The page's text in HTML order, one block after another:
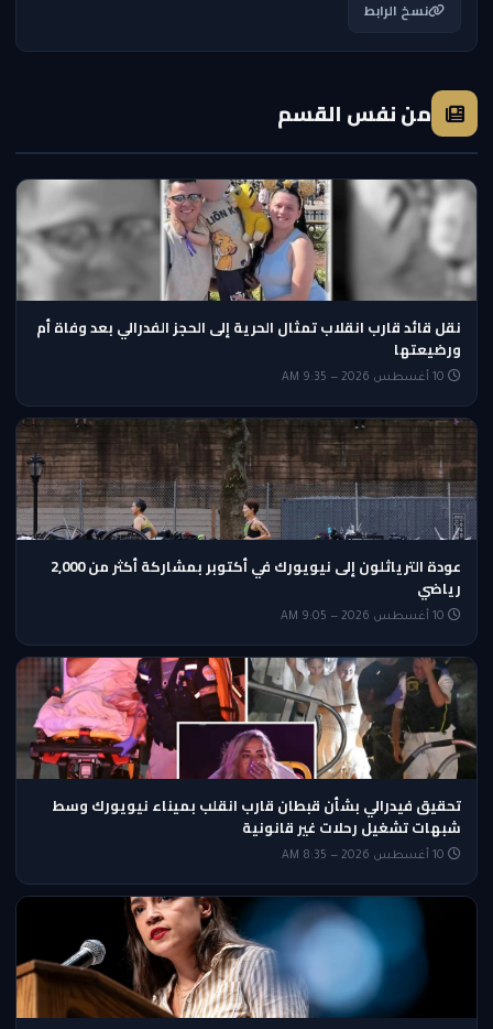
نسخ الرابط
من نفس القسم
نقل قائد قارب انقلاب تمثال الحرية إلى الحجز الفدرالي بعد وفاة أم
ورضيعتها
عودة الترياثلون إلى نيويورك في أكتوبر بمشاركة أكثر من 2,000
رياضي
تحقيق فيدرالي بشأن قبطان قارب انقلب بميناء نيويورك وسط
شبهات تشغيل رحلات غير قانونية